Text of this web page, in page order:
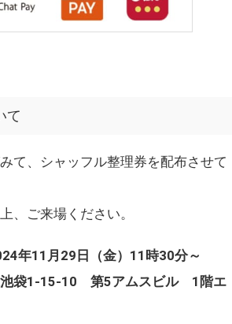
て
て、シャッフル整理券を配布させて
、ご来場ください。
年11月29日（金）11時30分～
池袋1-15-10 第5アムスビル 1階エ